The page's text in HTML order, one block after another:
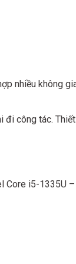
nhiều không
công tác.
i5-1335U